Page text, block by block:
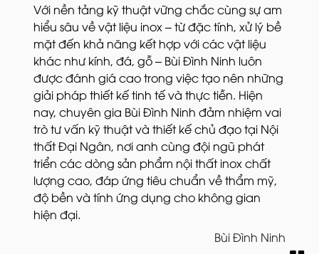
Với nền tảng kỹ thuật vững chắc cùng sự am
hiểu sâu về vật liệu inox – từ đặc tính, xử lý bề
mặt đến khả năng kết hợp với các vật liệu
khác như kính, đá, gỗ – Bùi Đình Ninh luôn
được đánh giá cao trong việc tạo nên những
giải pháp thiết kế tinh tế và thực tiễn. Hiện
nay, chuyên gia Bùi Đình Ninh đảm nhiệm vai
trò tư vấn kỹ thuật và thiết kế chủ đạo tại Nội
thất Đại Ngân, nơi anh cùng đội ngũ phát
triển các dòng sản phẩm nội thất inox chất
lượng cao, đáp ứng tiêu chuẩn về thẩm mỹ,
độ bền và tính ứng dụng cho không gian
hiện đại.
Bùi Đình Ninh